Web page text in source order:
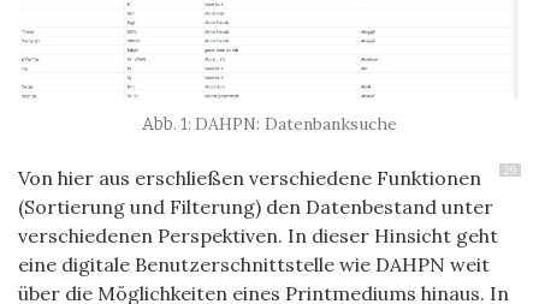
DAHPN: Datenbanksuche
29
Von hier aus erschließen verschiedene Funktionen
(Sortierung und Filterung) den Datenbestand unter
verschiedenen Perspektiven. In dieser Hinsicht geht
eine digitale Benutzerschnittstelle wie DAHPN weit
über die Möglichkeiten eines Printmediums hinaus. In